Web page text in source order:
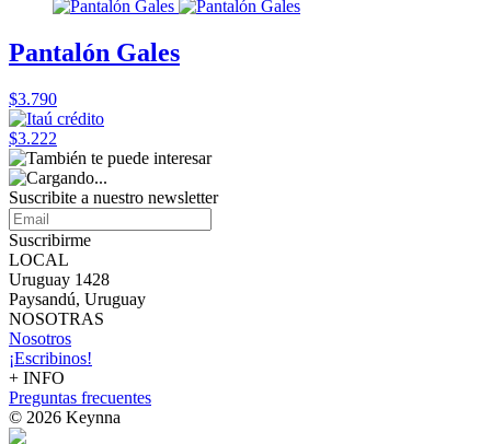
Pantalón Gales
$3.790
$3.222
Suscribite a nuestro newsletter
Suscribirme
LOCAL
Uruguay 1428
Paysandú, Uruguay
NOSOTRAS
Nosotros
¡Escribinos!
+ INFO
Preguntas frecuentes
© 2026 Keynna